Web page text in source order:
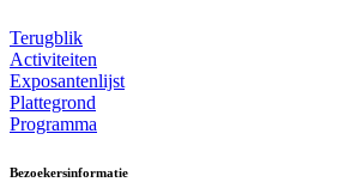
Terugblik
Activiteiten
Exposantenlijst
Plattegrond
Programma
Bezoekersinformatie